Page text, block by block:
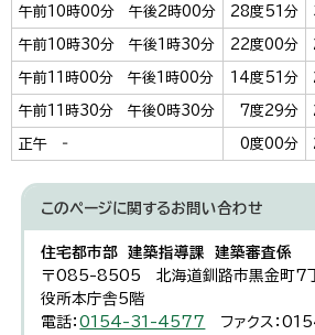
午前10時00分 午後2時00分 28度51分
午前10時30分 午後1時30分 22度00分
午前11時00分 午後1時00分 14度51分
午前11時30分 午後0時30分 7度29分
正午 ‐ 0度00分
このページに関するお問い合わせ
住宅都市部 建築指導課 建築審査係
〒085-8505 北海道釧路市黒金町7
役所本庁舎5階
電話：0154-31-4577
ファクス：